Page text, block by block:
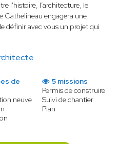
l'histoire, l’architecture, le
Cathelineau engagera une
définir avec vous un projet qui
de
neuve
5 missions
Permis de construire
Suivi de chantier
Plan